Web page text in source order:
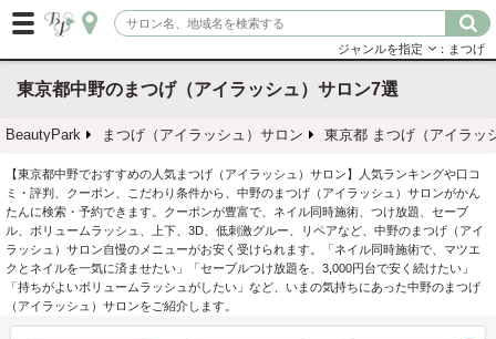
ジャンルを指定 ：まつげ
東京都中野のまつげ（アイラッシュ）サロン7選
BeautyPark まつげ（アイラッシュ）サロン 東京都 まつげ（アイラッ
【東京都中野でおすすめの人気まつげ（アイラッシュ）サロン】人気ランキングや口コ
ミ・評判、クーポン、こだわり条件から、中野のまつげ（アイラッシュ）サロンがかん
たんに検索・予約できます。クーポンが豊富で、ネイル同時施術、つけ放題、セーブ
ル、ボリュームラッシュ、上下、3D、低刺激グルー、リペアなど、中野のまつげ（アイ
ラッシュ）サロン自慢のメニューがお安く受けられます。「ネイル同時施術で、マツエ
クとネイルを一気に済ませたい」「セーブルつけ放題を、3,000円台で安く続けたい」
「持ちがよいボリュームラッシュがしたい」など、いまの気持ちにあった中野のまつげ
（アイラッシュ）サロンをご紹介します。